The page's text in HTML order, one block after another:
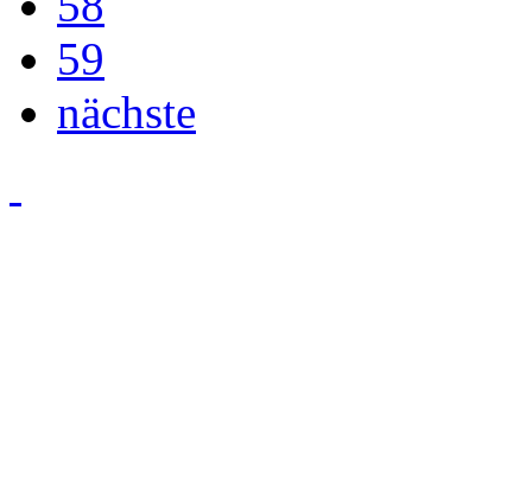
59
nächste